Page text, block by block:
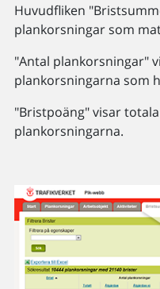
Huvudfliken
plankorsningar som
"Antal plankorsningar"
plankorsningarna som
"Bristpoäng" visar
plankorsningarna.